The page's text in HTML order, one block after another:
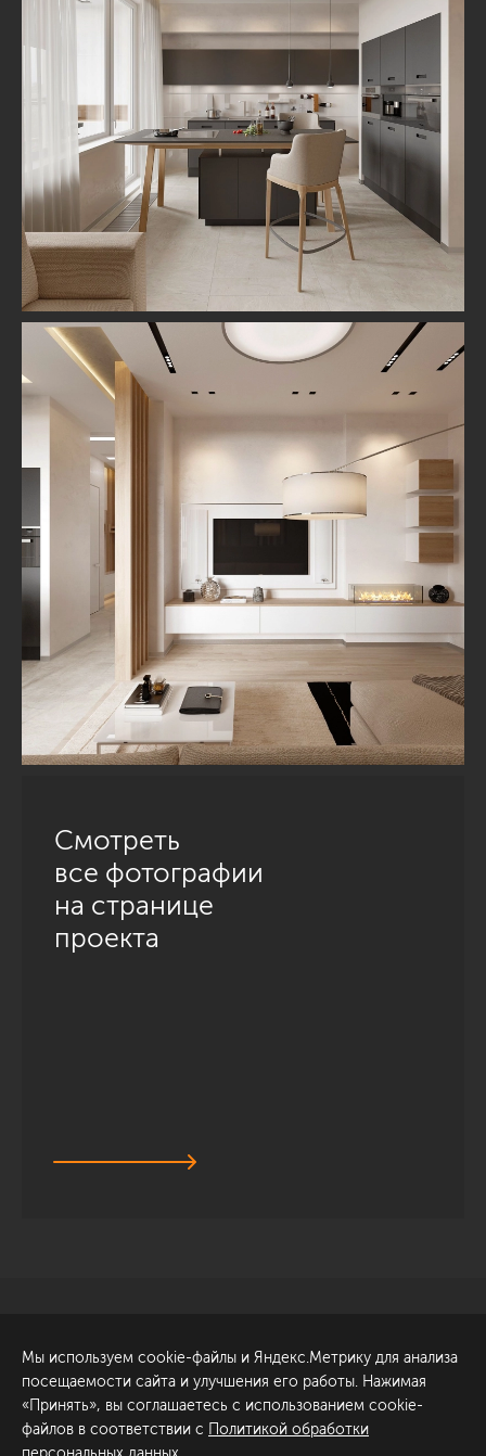
Смотреть
все фотографии
на странице
проекта
Обсудить проект
ул. Академика Павлова, 6
к1
+7 (812) 200-95-55
Мы используем cookie-файлы и Яндекс.Метрику для анализа
посещаемости сайта и улучшения его работы. Нажимая
«Принять», вы соглашаетесь с использованием cookie-
файлов в соответствии с Политикой обработки